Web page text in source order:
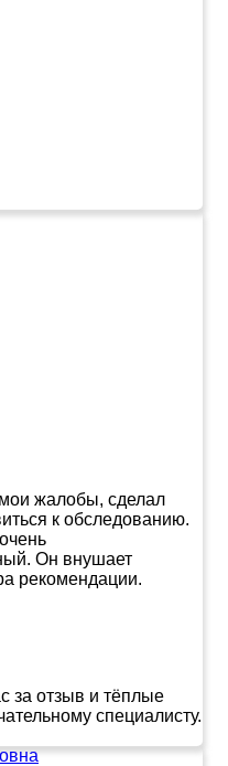
жалобы, сделал
к обследованию.
Он внушает
рекомендации.
за отзыв и тёплые
специалисту.